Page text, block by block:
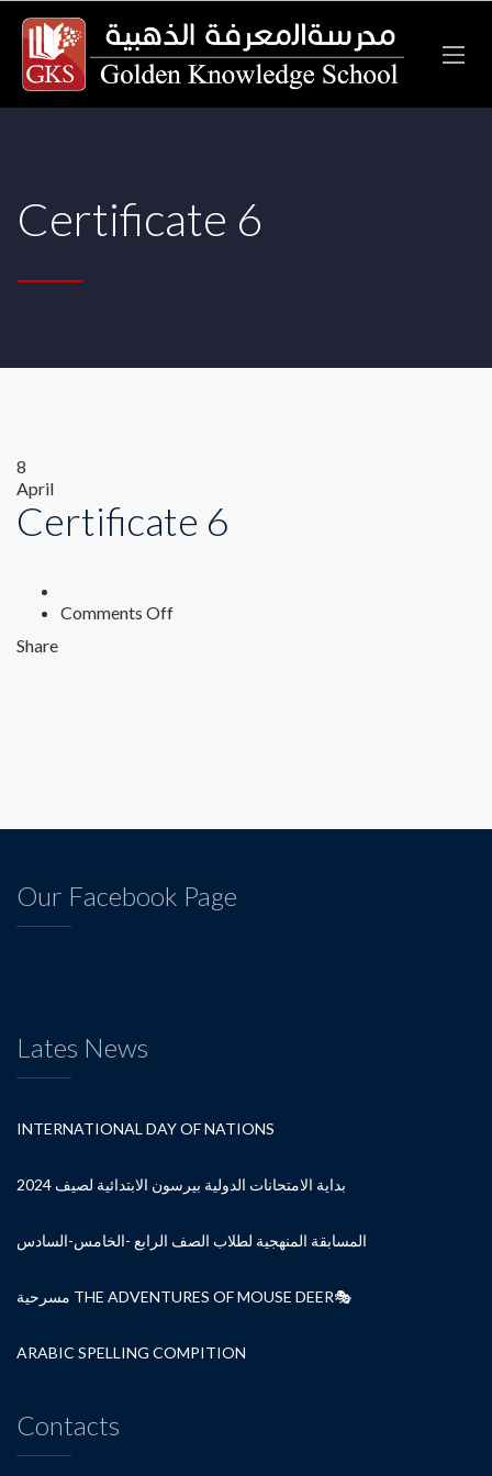
Certificate 6
8
April
Certificate 6
Comments Offon
Share
Our Facebook Page
Lates News
INTERNATIONAL DAY OF NATIONS
بداية الامتحانات الدولية بيرسون الابتدائية لصيف 2024
المسابقة المنهجية لطلاب الصف الرابع -الخامس-السادس
مسرحية THE ADVENTURES OF MOUSE DEER🎭
ARABIC SPELLING COMPITION
Contacts